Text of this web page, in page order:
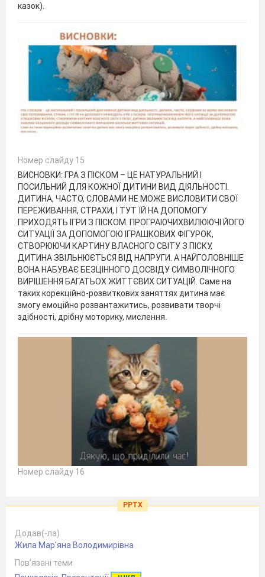
казок).
Номер слайду 15
ВИСНОВКИ: ГРА З ПІСКОМ – ЦЕ НАТУРАЛЬНИЙ І
ПОСИЛЬНИЙ ДЛЯ КОЖНОЇ ДИТИНИ ВИД ДІЯЛЬНОСТІ.
ДИТИНА, ЧАСТО, СЛОВАМИ НЕ МОЖЕ ВИСЛОВИТИ СВОЇ
ПЕРЕЖИВАННЯ, СТРАХИ, І ТУТ ЇЙ НА ДОПОМОГУ
ПРИХОДЯТЬ ІГРИ З ПІСКОМ. ПРОГРАЮЧИХВИЛЮЮЧІ ЙОГО
СИТУАЦІЇ ЗА ДОПОМОГОЮ ІГРАШКОВИХ ФІГУРОК,
СТВОРЮЮЧИ КАРТИНУ ВЛАСНОГО СВІТУ З ПІСКУ,
ДИТИНА ЗВІЛЬНЮЄТЬСЯ ВІД НАПРУГИ. А НАЙГОЛОВНІШЕ
ВОНА НАБУВАЄ БЕЗЦІННОГО ДОСВІДУ СИМВОЛІЧНОГО
ВИРІШЕННЯ БАГАТЬОХ ЖИТТЄВИХ СИТУАЦІЙ. Саме на
таких корекційно-розвиткових заняттях дитина має
змогу емоційно розвантажитись, розвивати творчі
здібності, дрібну моторику, мислення.
Номер слайду 16
PPTX
Додав(-ла)
Жила Мар'яна Володимирівна
Пов’язані теми